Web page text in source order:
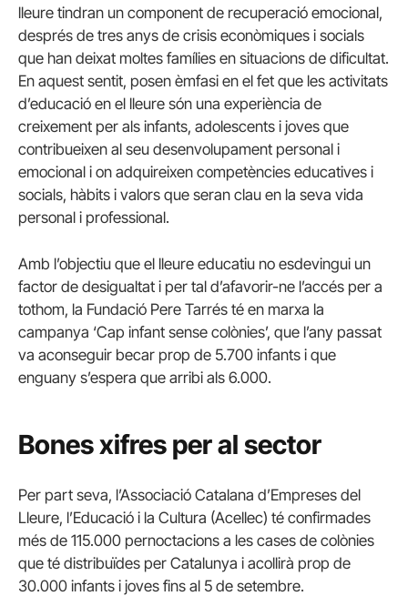
lleure tindran un component de recuperació emocional,
després de tres anys de crisis econòmiques i socials
que han deixat moltes famílies en situacions de dificultat.
En aquest sentit, posen èmfasi en el fet que les activitats
d’educació en el lleure són una experiència de
creixement per als infants, adolescents i joves que
contribueixen al seu desenvolupament personal i
emocional i on adquireixen competències educatives i
socials, hàbits i valors que seran clau en la seva vida
personal i professional.
Amb l’objectiu que el lleure educatiu no esdevingui un
factor de desigualtat i per tal d’afavorir-ne l’accés per a
tothom, la Fundació Pere Tarrés té en marxa la
campanya ‘Cap infant sense colònies’, que l’any passat
va aconseguir becar prop de 5.700 infants i que
enguany s’espera que arribi als 6.000.
Bones xifres per al sector
Per part seva, l’Associació Catalana d’Empreses del
Lleure, l’Educació i la Cultura (Acellec) té confirmades
més de 115.000 pernoctacions a les cases de colònies
que té distribuïdes per Catalunya i acollirà prop de
30.000 infants i joves fins al 5 de setembre.